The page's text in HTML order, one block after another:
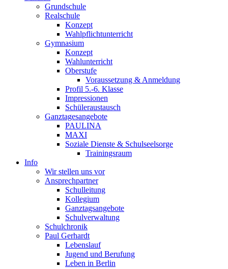
Grundschule
Realschule
Konzept
Wahlpflichtunterricht
Gymnasium
Konzept
Wahlunterricht
Oberstufe
Voraussetzung & Anmeldung
Profil 5.-6. Klasse
Impressionen
Schüleraustausch
Ganztagesangebote
PAULINA
MAXI
Soziale Dienste & Schulseelsorge
Trainingsraum
Info
Wir stellen uns vor
Ansprechpartner
Schulleitung
Kollegium
Ganztagsangebote
Schulverwaltung
Schulchronik
Paul Gerhardt
Lebenslauf
Jugend und Berufung
Leben in Berlin